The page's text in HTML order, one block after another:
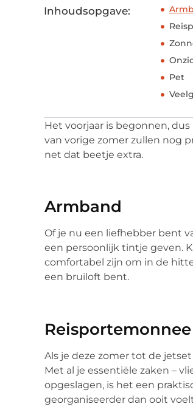
Inhoudsopgave:
Pet
Het voorjaar is begonnen,
van vorige zomer zullen nog
net dat beetje extra.
Armband
Of je nu een liefhebber bent
een persoonlijk tintje geven.
comfortabel zijn om in de
een bruiloft bent.
Reisportemonnee
Als je deze zomer tot de
Met al je essentiële zaken –
opgeslagen, is het een
georganiseerder dan ooit